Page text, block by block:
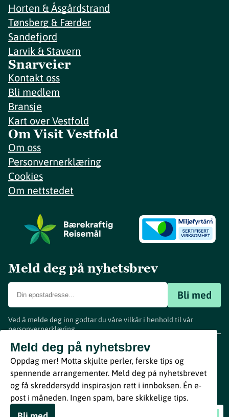
Horten & Åsgårdstrand
Tønsberg & Færder
Sandefjord
Larvik & Stavern
Snarveier
Kontakt oss
Bli medlem
Bransje
Kart over Vestfold
Om Visit Vestfold
Om oss
Personvernerklæring
Cookies
Om nettstedet
Meld deg på nyhetsbrev
Bli med
Ved å melde deg inn godtar du våre vilkår i henhold til vår
personvernerklæring.
Meld deg på nyhetsbrev
Oppdag mer! Motta skjulte perler, ferske tips og
spennende arrangementer. Meld deg på nyhetsbrevet
og få skreddersydd inspirasjon rett i innboksen. Én e-
post i måneden. Ingen spam, bare skikkelige tips.
www.visitvestfold.com
Turistinformasjon
Vestfold Fylkeskommune
ByBreakfast